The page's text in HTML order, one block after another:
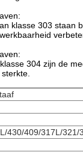
klasse 303 staan
304 zijn de
430/409/317L/321/